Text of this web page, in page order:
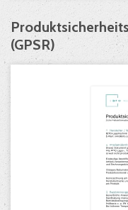
(GPSR)